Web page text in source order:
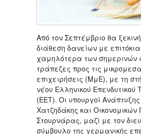
Από τον Σεπτέμβριο θα
διάθεση δανείων με επιτόκια
χαμηλότερα των σημερινών
τράπεζες προς τις
επιχειρήσεις (ΜμΕ), με τη
νέου Ελληνικού Επενδυτικού
(ΕΕΤ). Οι υπουργοί
Χατζηδάκης και Οικονομικών
Στουρνάρας, μαζί με τον
σύμβουλο της γερμανικής